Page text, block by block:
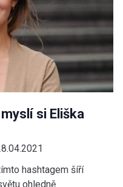
si Eliška
hashtagem šíří
ohledně